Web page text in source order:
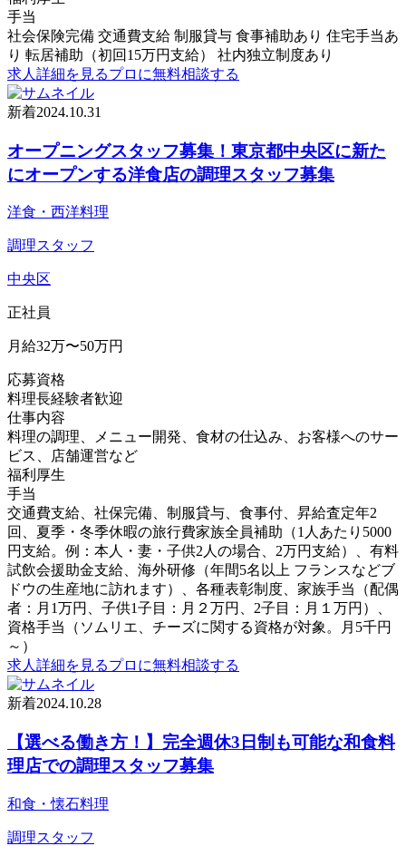
手当
社会保険完備 交通費支給 制服貸与 食事補助あり 住宅手当あ
り 転居補助（初回15万円支給） 社内独立制度あり
求人詳細を見るプロに無料相談する
新着2024.10.31
オープニングスタッフ募集！東京都中央区に新た
にオープンする洋食店の調理スタッフ募集
洋食・西洋料理
調理スタッフ
中央区
正社員
月給32万〜50万円
応募資格
料理長経験者歓迎
仕事内容
料理の調理、メニュー開発、食材の仕込み、お客様へのサー
ビス、店舗運営など
福利厚生
手当
交通費支給、社保完備、制服貸与、食事付、昇給査定年2
回、夏季・冬季休暇の旅行費家族全員補助（1人あたり5000
円支給。例：本人・妻・子供2人の場合、2万円支給）、有料
試飲会援助金支給、海外研修（年間5名以上 フランスなどブ
ドウの生産地に訪れます）、各種表彰制度、家族手当（配偶
者：月1万円、子供1子目：月２万円、2子目：月１万円）、
資格手当（ソムリエ、チーズに関する資格が対象。月5千円
～）
求人詳細を見るプロに無料相談する
新着2024.10.28
【選べる働き方！】完全週休3日制も可能な和食料
理店での調理スタッフ募集
和食・懐石料理
調理スタッフ